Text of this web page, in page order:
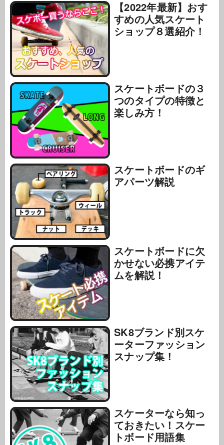
【2022年最新】おす
すめの人気スケート
ショップ８選紹介！
スケートボードの３
つのタイプの特徴と
楽しみ方！
スケートボードのギ
アパーツ解説
スケートボードに欠
かせない必携アイテ
ムを解説！
SK8ブランド別スケ
ーターファッション
スナップ集！
スケーターなら知っ
ておきたい！スケー
トボード用語集